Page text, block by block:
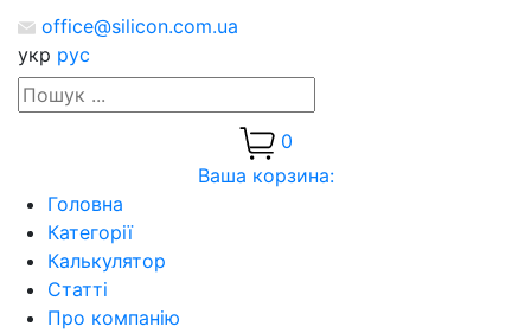
office@silicon.com.ua
укр рус
0
Ваша корзина:
Головна
Категорії
Калькулятор
Статті
Про компанію